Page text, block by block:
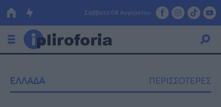
Σάββατο 08 Αυγούστου
Οικονομία
ΕΛΛΑΔΑ ΠΕΡΙΣΣΟΤΕΡΕΣ